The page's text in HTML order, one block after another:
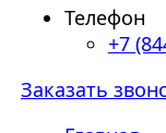
Телефон
+7
Заказать